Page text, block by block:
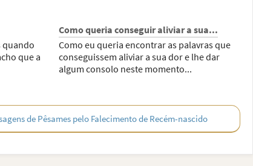
quando
que a
Como queria conseguir aliviar a sua...
Como eu queria encontrar as palavras que
conseguissem aliviar a sua dor e lhe dar
algum consolo neste momento...
de Pêsames pelo Falecimento de Recém-nascido